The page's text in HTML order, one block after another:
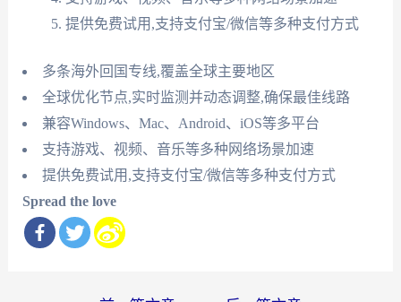
提供免费试用,支持支付宝/微信等多种支付方式
多条海外回国专线,覆盖全球主要地区
全球优化节点,实时监测并动态调整,确保最佳线路
兼容Windows、Mac、Android、iOS等多平台
支持游戏、视频、音乐等多种网络场景加速
提供免费试用,支持支付宝/微信等多种支付方式
Spread the love